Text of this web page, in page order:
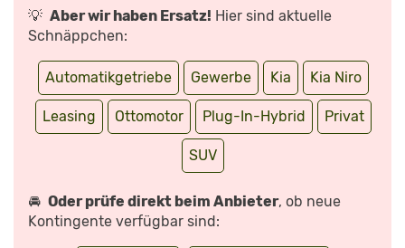
💡 Aber wir haben Ersatz! Hier sind aktuelle
Schnäppchen:
Automatikgetriebe Gewerbe Kia Kia Niro
Leasing Ottomotor Plug-In-Hybrid Privat
SUV
🚘 Oder prüfe direkt beim Anbieter, ob neue
Kontingente verfügbar sind:
YOUTUBE
ANZEIGEN